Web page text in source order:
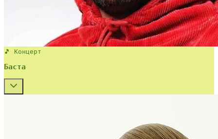
🎵 Концерт
Баста